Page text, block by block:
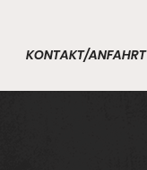
KONTAKT/ANFAHRT